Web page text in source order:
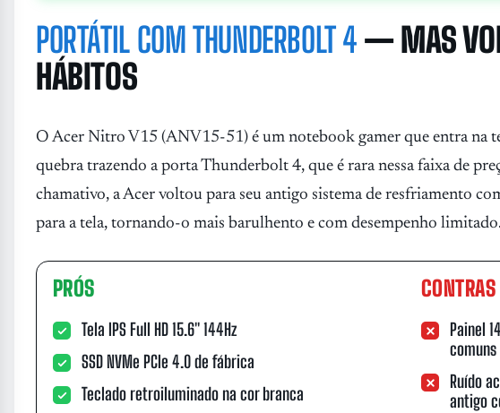
PORTÁTIL COM THUNDERBOLT 4 — MAS
HÁBITOS
O Acer Nitro V15 (ANV15-51) é um notebook gamer que entra na
quebra trazendo a porta Thunderbolt 4, que é rara nessa faixa de
chamativo, a Acer voltou para seu antigo sistema de resfriamento
para a tela, tornando-o mais barulhento e com desempenho
PRÓS
Tela IPS Full HD 15.6" 144Hz
SSD NVMe PCIe 4.0 de fábrica
Teclado retroiluminado na cor branca
CONTRAS
Painel
comuns
Ruído
antigo